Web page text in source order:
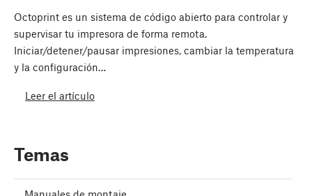
Octoprint es un sistema de código abierto para controlar y
supervisar tu impresora de forma remota.
Iniciar/detener/pausar impresiones, cambiar la temperatura
y la configuración…
Leer el artículo
Temas